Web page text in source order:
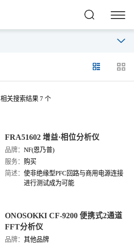
相关搜索结果 7 个
FRA51602 增益·相位分析仪
品牌：NF(恩乃普)
服务： 购买
简述：使非绝缘型PFC回路与商用电源连接
进行测试成为可能
ONOSOKKI CF-9200 便携式2通道
FFT分析仪
品牌：其他品牌